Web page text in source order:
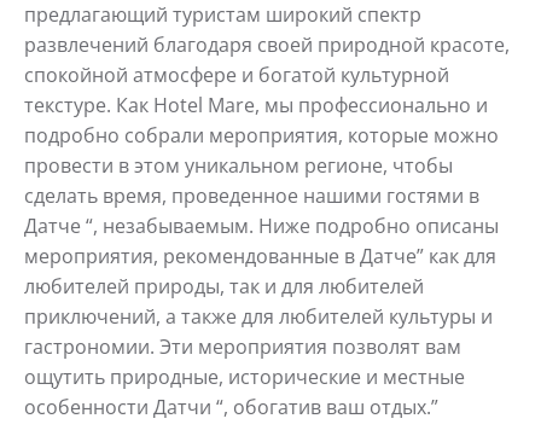
предлагающий туристам широкий спектр
развлечений благодаря своей природной красоте,
спокойной атмосфере и богатой культурной
текстуре. Как Hotel Mare, мы профессионально и
подробно собрали мероприятия, которые можно
провести в этом уникальном регионе, чтобы
сделать время, проведенное нашими гостями в
Датче “, незабываемым. Ниже подробно описаны
мероприятия, рекомендованные в Датче” как для
любителей природы, так и для любителей
приключений, а также для любителей культуры и
гастрономии. Эти мероприятия позволят вам
ощутить природные, исторические и местные
особенности Датчи “, обогатив ваш отдых.”